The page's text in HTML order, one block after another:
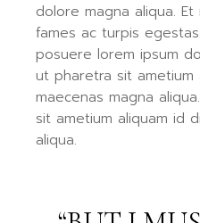
dolore magna aliqua.
fames ac turpis
posuere lorem ipsum
ut pharetra sit ametium
maecenas magna
sit ametium aliquam id
aliqua.